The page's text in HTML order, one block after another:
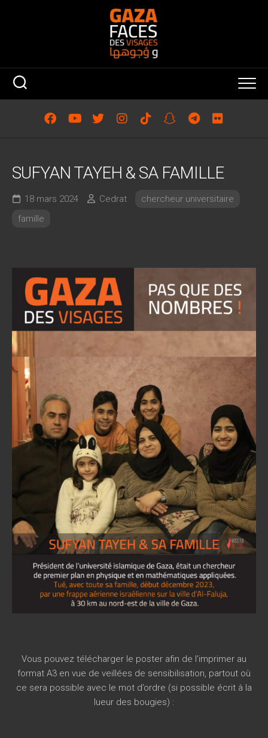
SUFYAN TAYEH & SA FAMILLE
18 mars 2024 Cedrat
chercheur universitaire
famille
Vous pouvez télécharger le poster afin de l’imprimer au
format A3 en vue de veillées de sensibilisation, partout où
ce sera possible avec le mot d’ordre (si possible écrit à la
lueur des bougies) :